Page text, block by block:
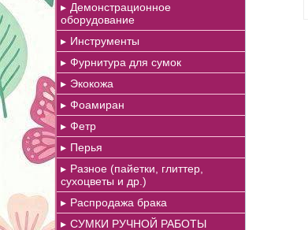
Демонстрационное
оборудование
Инструменты
Фурнитура для сумок
Экокожа
Фоамиран
Фетр
Перья
Разное (пайетки, глиттер,
сухоцветы и др.)
Распродажа брака
СУМКИ РУЧНОЙ РАБОТЫ